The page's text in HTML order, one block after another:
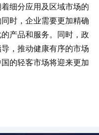
细分应用及区域市场的
时，企业需要更加精确
产品和服务。同时，政
，推动健康有序的市场
的轻客市场将迎来更加